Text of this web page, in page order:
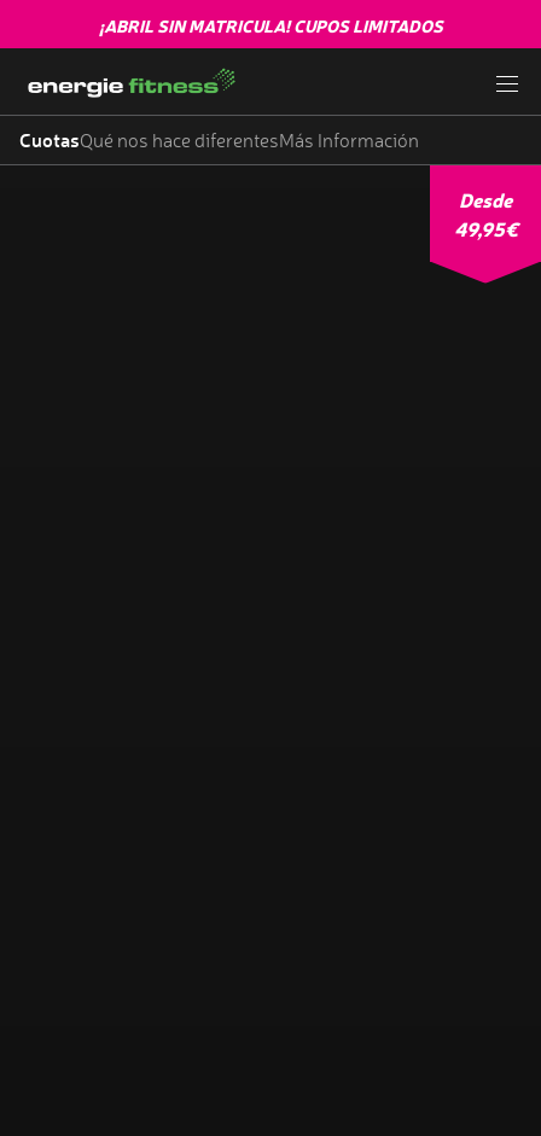
¡ABRIL SIN MATRICULA! CUPOS LIMITADOS
CuotasQué nos hace diferentesMás Información
Desde
49,95€